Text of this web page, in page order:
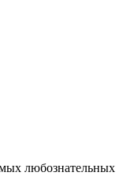
любознательных